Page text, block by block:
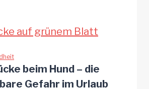
Hundefutter
verhindern:
beim Hund – die
Gefahr im Urlaub